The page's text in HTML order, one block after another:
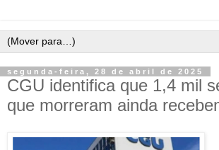
segunda-feira, 28 de abril de 2025
CGU identifica que 1,4 mil
que morreram ainda